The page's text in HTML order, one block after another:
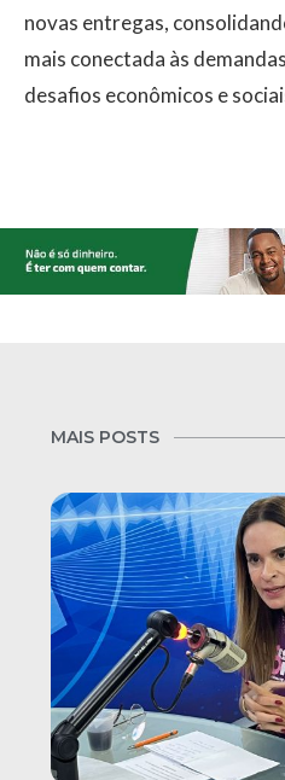
novas entregas,
mais conectada às
desafios econômicos e
MAIS POSTS